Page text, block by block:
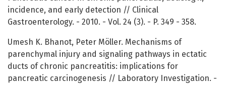
incidence, and early detection // Clinical
Gastroenterology. - 2010. - Vol. 24 (3). - P. 349 - 358.
Umesh K. Bhanot, Peter Möller. Mechanisms of
parenchymal injury and signaling pathways in ectatic
ducts of chronic pancreatitis: implications for
pancreatic carcinogenesis // Laboratory Investigation. -